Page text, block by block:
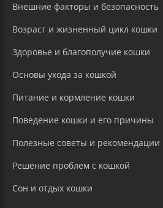
Внешние факторы и безопасность
Возраст и жизненный цикл кошки
Здоровье и благополучие кошки
Основы ухода за кошкой
Питание и кормление кошки
Поведение кошки и его причины
Полезные советы и рекомендации
Решение проблем с кошкой
Сон и отдых кошки